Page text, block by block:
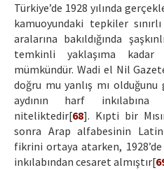
Türkiye’de 1928 yılında
kamuoyundaki tepkiler
aralarına bakıldığında
temkinli yaklaşıma
mümkündür. Wadi el Nil
doğru mu yanlış mı olduğunu
aydının harf inkılabına
niteliktedir[68]. Kıpti bir
sonra Arap alfabesinin
fikrini ortaya atarken,
inkılabından cesaret almıştır[